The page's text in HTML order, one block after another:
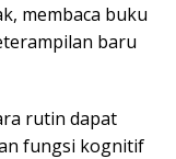
membaca buku
baru
rutin dapat
fungsi kognitif